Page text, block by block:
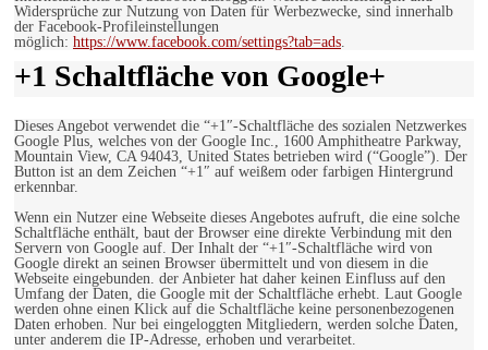
Widersprüche zur Nutzung von Daten für Werbezwecke, sind innerhalb
der Facebook-Profileinstellungen
möglich: https://www.facebook.com/settings?tab=ads.
+1 Schaltfläche von Google+
Dieses Angebot verwendet die “+1″-Schaltfläche des sozialen Netzwerkes
Google Plus, welches von der Google Inc., 1600 Amphitheatre Parkway,
Mountain View, CA 94043, United States betrieben wird (“Google”). Der
Button ist an dem Zeichen “+1″ auf weißem oder farbigen Hintergrund
erkennbar.
Wenn ein Nutzer eine Webseite dieses Angebotes aufruft, die eine solche
Schaltfläche enthält, baut der Browser eine direkte Verbindung mit den
Servern von Google auf. Der Inhalt der “+1″-Schaltfläche wird von
Google direkt an seinen Browser übermittelt und von diesem in die
Webseite eingebunden. der Anbieter hat daher keinen Einfluss auf den
Umfang der Daten, die Google mit der Schaltfläche erhebt. Laut Google
werden ohne einen Klick auf die Schaltfläche keine personenbezogenen
Daten erhoben. Nur bei eingeloggten Mitgliedern, werden solche Daten,
unter anderem die IP-Adresse, erhoben und verarbeitet.